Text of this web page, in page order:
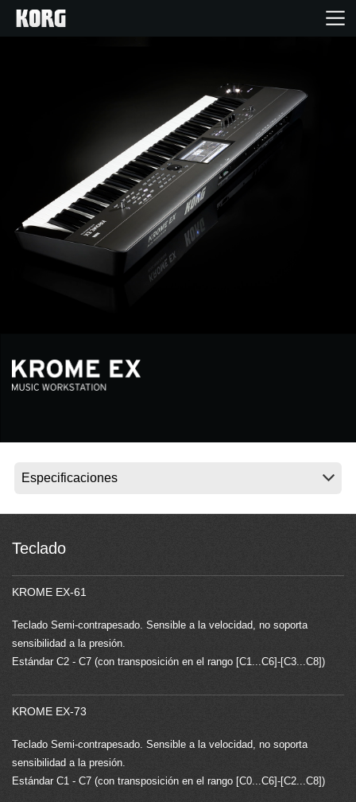
Características
Eventos
Soporte
Noticias
Acerca de KORG
Teclado
KROME EX-61
Teclado Semi-contrapesado. Sensible a la velocidad, no soporta
sensibilidad a la presión.
Estándar C2 - C7 (con transposición en el rango [C1...C6]-[C3...C8])
KROME EX-73
Teclado Semi-contrapesado. Sensible a la velocidad, no soporta
sensibilidad a la presión.
Estándar C1 - C7 (con transposición en el rango [C0...C6]-[C2...C8])